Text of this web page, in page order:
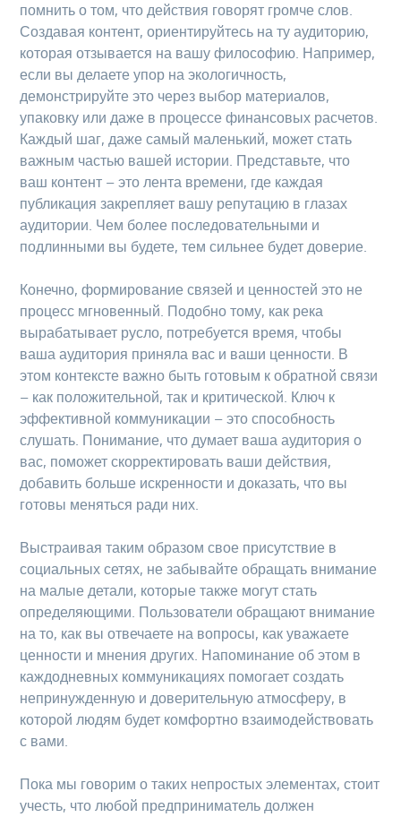
помнить о том, что действия говорят громче слов.
Создавая контент, ориентируйтесь на ту аудиторию,
которая отзывается на вашу философию. Например,
если вы делаете упор на экологичность,
демонстрируйте это через выбор материалов,
упаковку или даже в процессе финансовых расчетов.
Каждый шаг, даже самый маленький, может стать
важным частью вашей истории. Представьте, что
ваш контент – это лента времени, где каждая
публикация закрепляет вашу репутацию в глазах
аудитории. Чем более последовательными и
подлинными вы будете, тем сильнее будет доверие.
Конечно, формирование связей и ценностей это не
процесс мгновенный. Подобно тому, как река
вырабатывает русло, потребуется время, чтобы
ваша аудитория приняла вас и ваши ценности. В
этом контексте важно быть готовым к обратной связи
– как положительной, так и критической. Ключ к
эффективной коммуникации – это способность
слушать. Понимание, что думает ваша аудитория о
вас, поможет скорректировать ваши действия,
добавить больше искренности и доказать, что вы
готовы меняться ради них.
Выстраивая таким образом свое присутствие в
социальных сетях, не забывайте обращать внимание
на малые детали, которые также могут стать
определяющими. Пользователи обращают внимание
на то, как вы отвечаете на вопросы, как уважаете
ценности и мнения других. Напоминание об этом в
каждодневных коммуникациях помогает создать
непринужденную и доверительную атмосферу, в
которой людям будет комфортно взаимодействовать
с вами.
Пока мы говорим о таких непростых элементах, стоит
учесть, что любой предприниматель должен